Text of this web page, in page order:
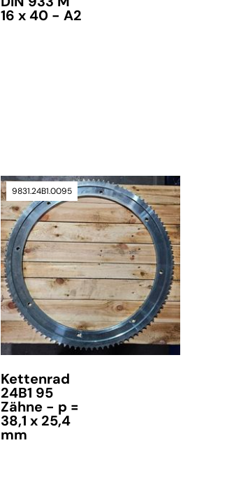
16 x 40 - A2
9831.24B1.0095
Kettenrad
24B1 95
Zähne - p =
38,1 x 25,4
mm